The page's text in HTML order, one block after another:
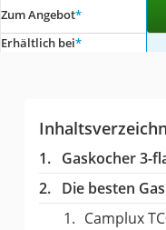
Zum Angebot*
Erhältlich bei*
Gaskocher 3-
Die besten
Camplux